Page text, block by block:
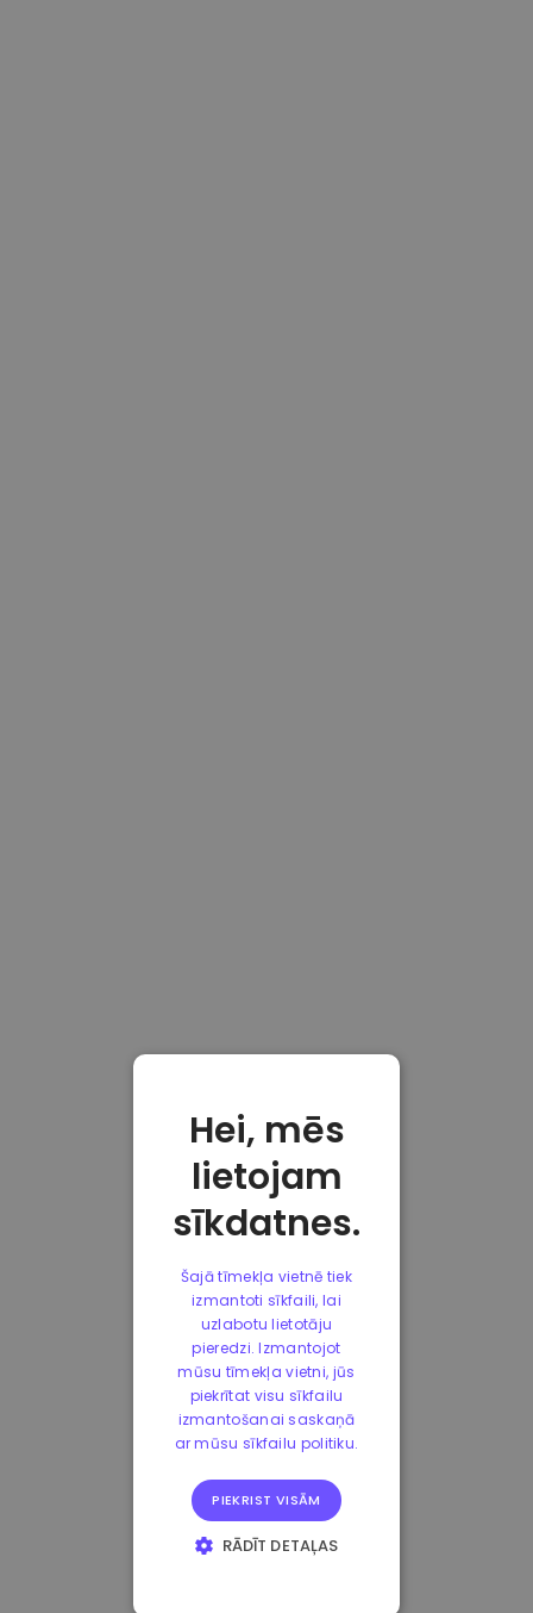
Hei, mēs
lietojam
sīkdatnes.
Šajā tīmekļa vietnē tiek
izmantoti sīkfaili, lai
uzlabotu lietotāju
pieredzi. Izmantojot
mūsu tīmekļa vietni, jūs
piekrītat visu sīkfailu
izmantošanai saskaņā
ar mūsu sīkfailu politiku.
PIEKRIST VISĀM
RĀDĪT DETAĻAS